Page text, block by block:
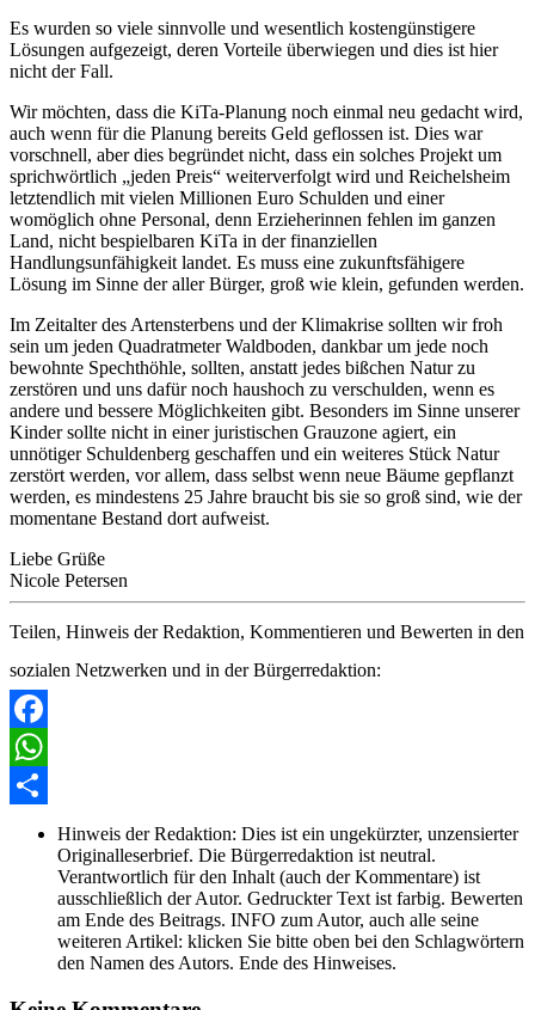
Es wurden so viele sinnvolle und wesentlich kostengünstigere
Lösungen aufgezeigt, deren Vorteile überwiegen und dies ist hier
nicht der Fall.
Wir möchten, dass die KiTa-Planung noch einmal neu gedacht wird,
auch wenn für die Planung bereits Geld geflossen ist. Dies war
vorschnell, aber dies begründet nicht, dass ein solches Projekt um
sprichwörtlich „jeden Preis“ weiterverfolgt wird und Reichelsheim
letztendlich mit vielen Millionen Euro Schulden und einer
womöglich ohne Personal, denn Erzieherinnen fehlen im ganzen
Land, nicht bespielbaren KiTa in der finanziellen
Handlungsunfähigkeit landet. Es muss eine zukunftsfähigere
Lösung im Sinne der aller Bürger, groß wie klein, gefunden werden.
Im Zeitalter des Artensterbens und der Klimakrise sollten wir froh
sein um jeden Quadratmeter Waldboden, dankbar um jede noch
bewohnte Spechthöhle, sollten, anstatt jedes bißchen Natur zu
zerstören und uns dafür noch haushoch zu verschulden, wenn es
andere und bessere Möglichkeiten gibt. Besonders im Sinne unserer
Kinder sollte nicht in einer juristischen Grauzone agiert, ein
unnötiger Schuldenberg geschaffen und ein weiteres Stück Natur
zerstört werden, vor allem, dass selbst wenn neue Bäume gepflanzt
werden, es mindestens 25 Jahre braucht bis sie so groß sind, wie der
momentane Bestand dort aufweist.
Liebe Grüße
Nicole Petersen
Teilen, Hinweis der Redaktion, Kommentieren und Bewerten in den
sozialen Netzwerken und in der Bürgerredaktion:
Facebook
WhatsApp
Hinweis der Redaktion: Dies ist ein ungekürzter, unzensierter
Originalleserbrief. Die Bürgerredaktion ist neutral.
Verantwortlich für den Inhalt (auch der Kommentare) ist
ausschließlich der Autor. Gedruckter Text ist farbig. Bewerten
am Ende des Beitrags. INFO zum Autor, auch alle seine
weiteren Artikel: klicken Sie bitte oben bei den Schlagwörtern
den Namen des Autors. Ende des Hinweises.